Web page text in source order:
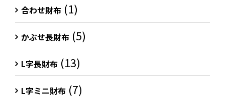
合わせ財布 (1)
かぶせ長財布 (5)
L字長財布 (13)
L字ミニ財布 (7)